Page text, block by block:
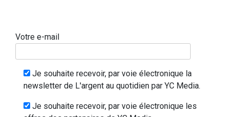
Votre e-mail
Je souhaite recevoir, par voie électronique la
newsletter de L'argent au quotidien par YC Media.
Je souhaite recevoir, par voie électronique les